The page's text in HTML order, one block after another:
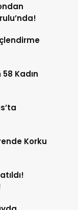
Kadın
Korku